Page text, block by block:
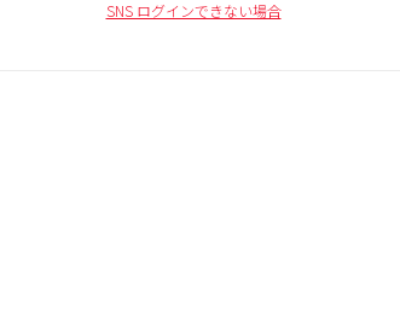
SNS ログインできない場合